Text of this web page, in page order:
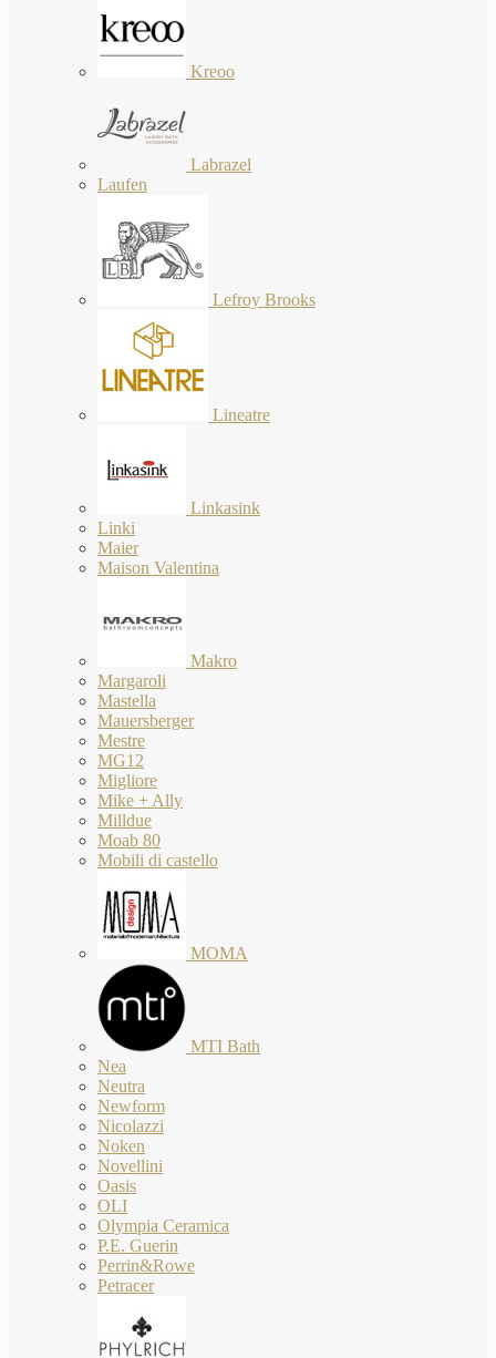
Kreoo
Labrazel
Laufen
Lefroy Brooks
Lineatre
Linkasink
Linki
Maier
Maison Valentina
Makro
Margaroli
Mastella
Mauersberger
Mestre
MG12
Migliore
Mike + Ally
Milldue
Moab 80
Mobili di castello
MOMA
MTI Bath
Nea
Neutra
Newform
Nicolazzi
Noken
Novellini
Oasis
OLI
Olympia Ceramica
P.E. Guerin
Perrin&Rowe
Petracer